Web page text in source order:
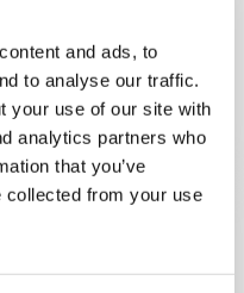
and ads, to
to analyse our traffic.
your use of our site with
analytics partners who
that you’ve
collected from your use
die Ablagerungen
mit Wasser
Senkung der